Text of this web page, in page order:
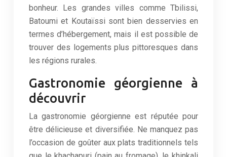
bonheur. Les grandes villes comme Tbilissi,
Batoumi et Koutaïssi sont bien desservies en
termes d’hébergement, mais il est possible de
trouver des logements plus pittoresques dans
les régions rurales.
Gastronomie géorgienne à
découvrir
La gastronomie géorgienne est réputée pour
être délicieuse et diversifiée. Ne manquez pas
l’occasion de goûter aux plats traditionnels tels